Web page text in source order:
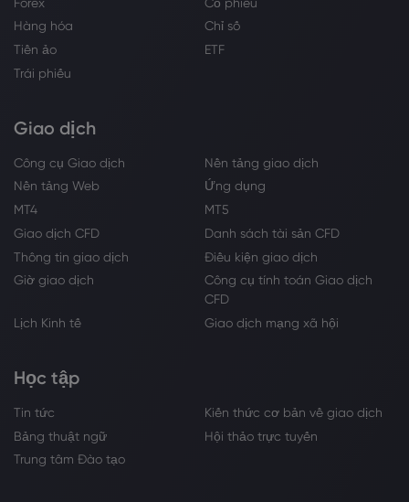
Hàng hóa
Chỉ số
Tiền ảo
ETF
Trái phiếu
Giao dịch
Công cụ Giao dịch
Nền tảng giao dịch
Nền tảng Web
Ứng dụng
MT4
MT5
Giao dịch CFD
Danh sách tài sản CFD
Thông tin giao dịch
Điều kiện giao dịch
Giờ giao dịch
Công cụ tính toán Giao dịch
CFD
Lịch Kinh tế
Giao dịch mạng xã hội
Học tập
Tin tức
Kiến thức cơ bản về giao dịch
Bảng thuật ngữ
Hội thảo trực tuyến
Trung tâm Đào tạo